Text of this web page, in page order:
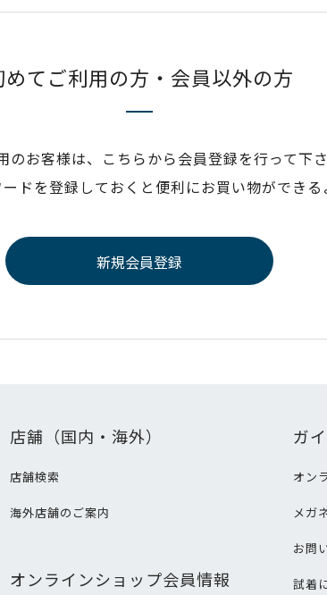
めてご利用の方・会員以外の方
のお客様は、こちらから会員登録を行って下さ
ドを登録しておくと便利にお買い物ができる
店舗（国内・海外）
店舗検索
海外店舗のご案内
オンラインショップ会員情報
ガ
オン
メガ
お問
試着